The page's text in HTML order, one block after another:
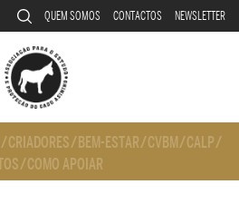
QUEM SOMOS CONTACTOS NEWSLETTER
/CRIADORES/ BEM-ESTAR/CVBM/CALP/
/COMO APOIAR